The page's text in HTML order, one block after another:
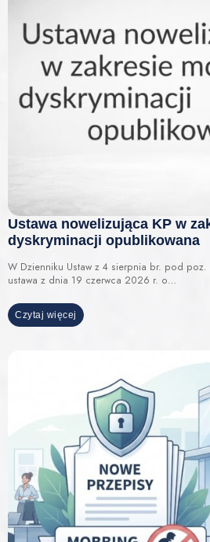
Ustawa nowelizująca KP w
dyskryminacji opublikowana
W Dzienniku Ustaw z 4 sierpnia br. pod
ustawa z dnia 19 czerwca 2026 r. o…
Czytaj więcej